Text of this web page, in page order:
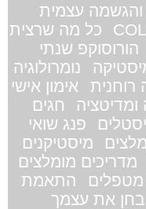
עצמית
כל מה שרצית
הורוסוקפ שנתי
נומרולוגיה
רוחנית
אימון אישי
ומדיטציה
חגים
פנג שואי
מיסטיקנים
מדריכים מומלצים
התאמת
בחן את עצמך